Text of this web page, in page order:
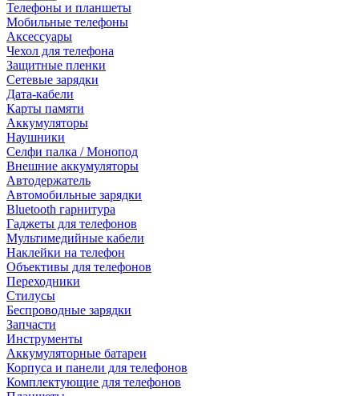
Телефоны и планшеты
Мобильные телефоны
Аксессуары
Чехол для телефона
Защитные пленки
Сетевые зарядки
Дата-кабели
Карты памяти
Аккумуляторы
Наушники
Селфи палка / Монопод
Внешние аккумуляторы
Автодержатель
Автомобильные зарядки
Bluetooth гарнитура
Гаджеты для телефонов
Мультимедийные кабели
Наклейки на телефон
Объективы для телефонов
Переходники
Стилусы
Беспроводные зарядки
Запчасти
Инструменты
Аккумуляторные батареи
Корпуса и панели для телефонов
Комплектующие для телефонов